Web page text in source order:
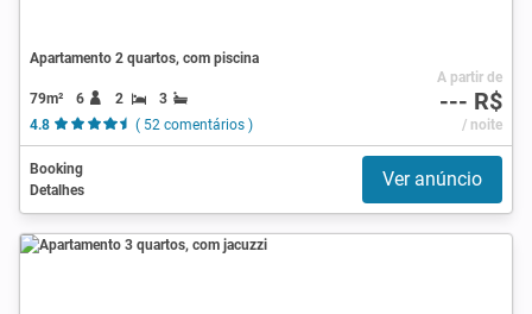
Apartamento 2 quartos, com piscina
79m² 6 2
3
4.8
( 52 comentários )
A partir de
--- R$
/ noite
Booking
Detalhes
Ver anúncio